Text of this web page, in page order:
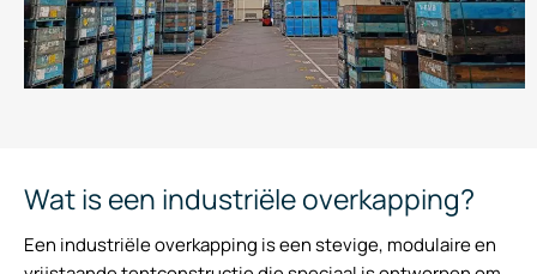
Wat is een industriële overkapping?
Een industriële overkapping is een stevige, modulaire en